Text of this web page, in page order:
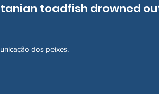
toadfish drowned
dos peixes.